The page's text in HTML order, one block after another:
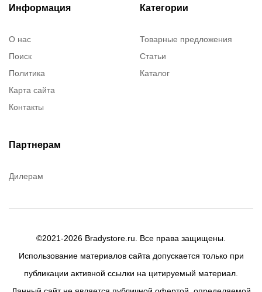
Информация
О нас
Поиск
Политика
Карта сайта
Контакты
Категории
Товарные предложения
Статьи
Каталог
Партнерам
Дилерам
©2021-2026 Bradystore.ru. Все права защищены.
Использование материалов сайта допускается только при
публикации активной ссылки на цитируемый материал.